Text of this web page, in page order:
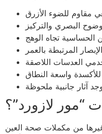
“مور لازورد”؟
من مكملات صحة العين